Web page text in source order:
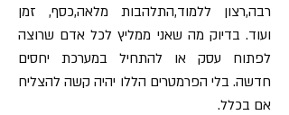
רבה,רצון ללמוד,התלהבות מלאה,כסף, זמן
ועוד. בדיוק מה שאני ממליץ לכל אדם שרוצה
לפתוח עסק או להתחיל במערכת יחסים
חדשה. בלי הפרמטרים הללו יהיה קשה להצליח
אם בכלל.